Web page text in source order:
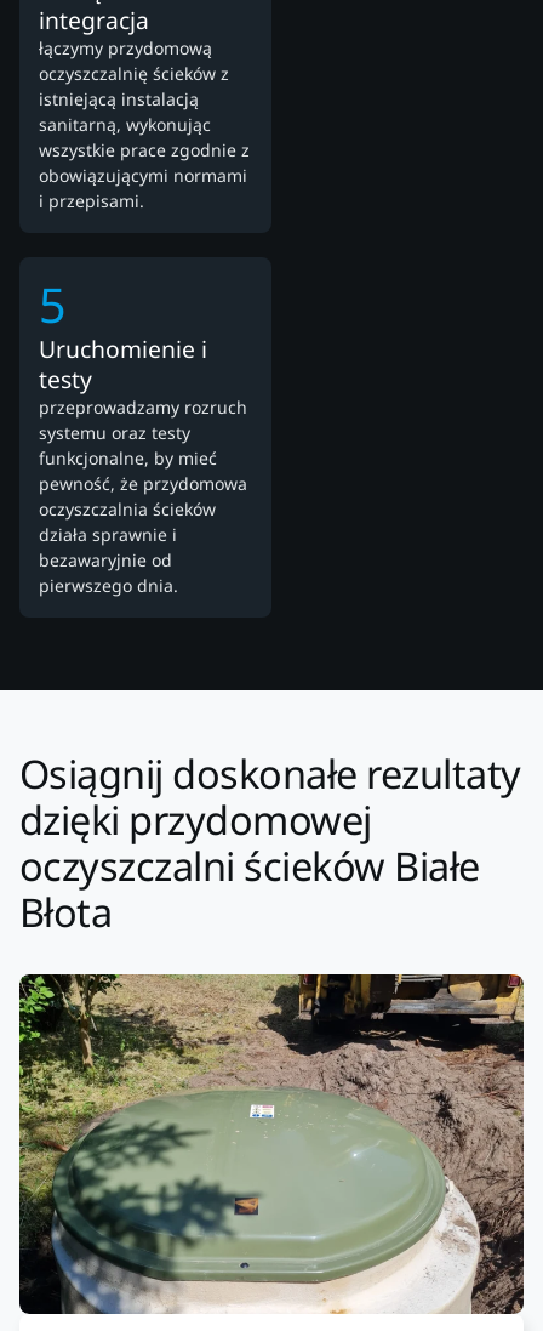
integracja
łączymy przydomową
oczyszczalnię ścieków z
istniejącą instalacją
sanitarną, wykonując
wszystkie prace zgodnie z
obowiązującymi normami
i przepisami.
5
Uruchomienie i
testy
przeprowadzamy rozruch
systemu oraz testy
funkcjonalne, by mieć
pewność, że przydomowa
oczyszczalnia ścieków
działa sprawnie i
bezawaryjnie od
pierwszego dnia.
Osiągnij doskonałe rezultaty
dzięki przydomowej
oczyszczalni ścieków Białe
Błota